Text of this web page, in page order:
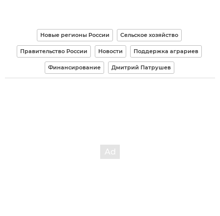
Новые регионы России Сельское хозяйство
Правительство России Новости Поддержка аграриев
Финансирование Дмитрий Патрушев